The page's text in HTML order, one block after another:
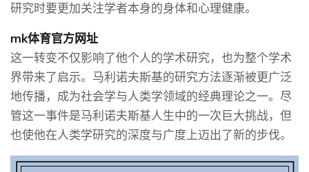
研究时要更加关注学者本身的身体和心理健康。
mk体育官方网址
这一转变不仅影响了他个人的学术研究，也为整个学术
界带来了启示。马利诺夫斯基的研究方法逐渐被更广泛
地传播，成为社会学与人类学领域的经典理论之一。尽
管这一事件是马利诺夫斯基人生中的一次巨大挑战，但
也使他在人类学研究的深度与广度上迈出了新的步伐。